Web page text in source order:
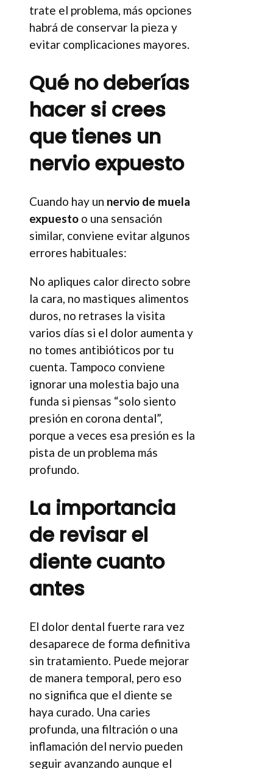
trate el problema, más opciones
habrá de conservar la pieza y
evitar complicaciones mayores.
Qué no deberías
hacer si crees
que tienes un
nervio expuesto
Cuando hay un nervio de muela
expuesto o una sensación
similar, conviene evitar algunos
errores habituales:
No apliques calor directo sobre
la cara, no mastiques alimentos
duros, no retrases la visita
varios días si el dolor aumenta y
no tomes antibióticos por tu
cuenta. Tampoco conviene
ignorar una molestia bajo una
funda si piensas “solo siento
presión en corona dental”,
porque a veces esa presión es la
pista de un problema más
profundo.
La importancia
de revisar el
diente cuanto
antes
El dolor dental fuerte rara vez
desaparece de forma definitiva
sin tratamiento. Puede mejorar
de manera temporal, pero eso
no significa que el diente se
haya curado. Una caries
profunda, una filtración o una
inflamación del nervio pueden
seguir avanzando aunque el